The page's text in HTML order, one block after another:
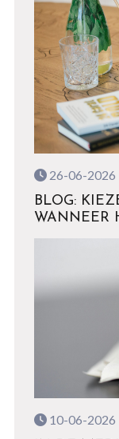
26-06-2026
BLOG:
WANNEER
10-06-2026